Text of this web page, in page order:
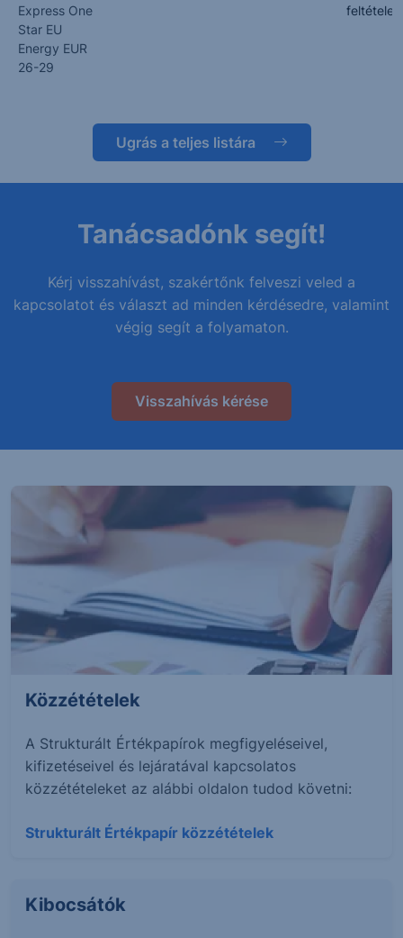
Express One
Star EU
Energy EUR
26-29
Ugrás a teljes listára
Tanácsadónk segít!
Kérj visszahívást, szakértőnk felveszi veled a
kapcsolatot és választ ad minden kérdésedre, valamint
végig segít a folyamaton.
Visszahívás kérése
Közzétételek
A Strukturált Értékpapírok megfigyeléseivel,
kifizetéseivel és lejáratával kapcsolatos
közzétételeket az alábbi oldalon tudod követni:
Strukturált Értékpapír közzétételek
Kibocsátók